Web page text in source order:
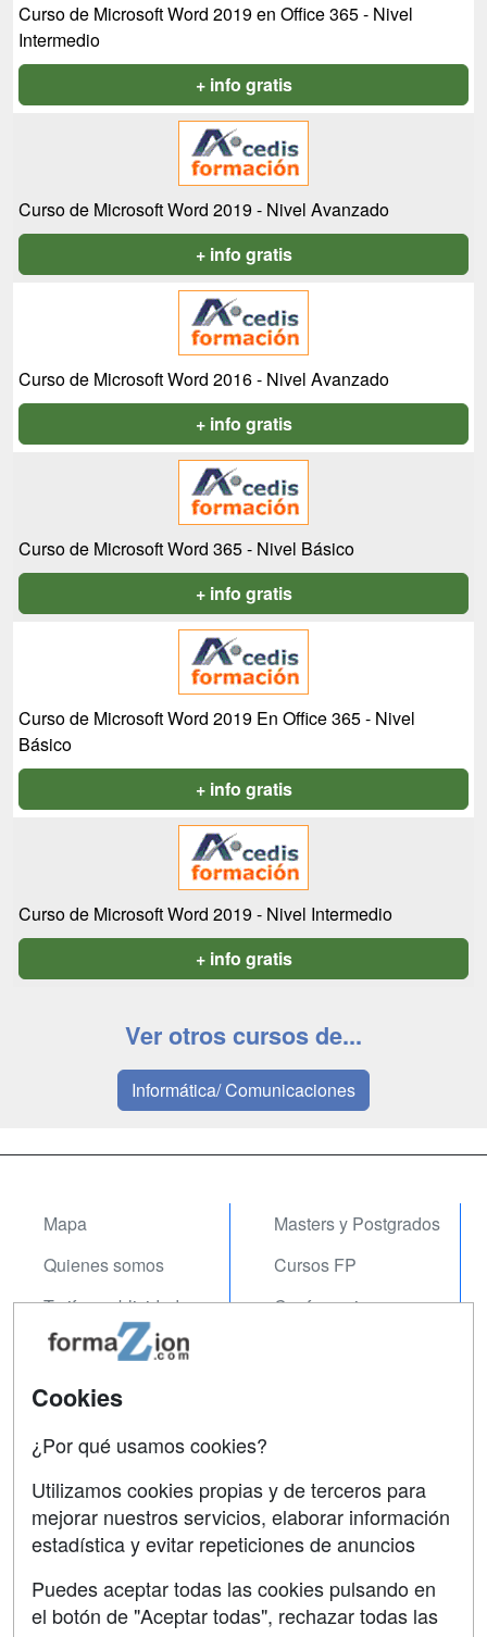
Curso de Microsoft Word 2019 en Office 365 - Nivel
Intermedio
+ info gratis
Curso de Microsoft Word 2019 - Nivel Avanzado
+ info gratis
Curso de Microsoft Word 2016 - Nivel Avanzado
+ info gratis
Curso de Microsoft Word 365 - Nivel Básico
+ info gratis
Curso de Microsoft Word 2019 En Office 365 - Nivel
Básico
+ info gratis
Curso de Microsoft Word 2019 - Nivel Intermedio
+ info gratis
Ver otros cursos de...
Informática/ Comunicaciones
Mapa
Quienes somos
Tarifas publicidad
Acceso Usuarios
Acceso Centros
Masters y Postgrados
Cursos FP
Conferencias
Contactar
Confidencialidad
Aviso legal
Copyleft
Cookies
¿Por qué usamos cookies?
Utilizamos cookies propias y de terceros para
mejorar nuestros servicios, elaborar información
estadística y evitar repeticiones de anuncios
Puedes aceptar todas las cookies pulsando en
el botón de "Aceptar todas", rechazar todas las